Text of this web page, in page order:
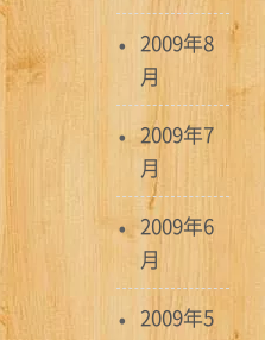
2009年8
月
2009年7
月
2009年6
月
2009年5